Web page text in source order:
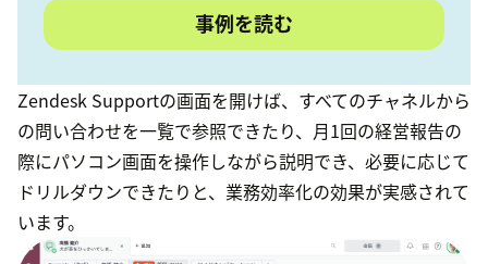
事例を読む
Zendesk Supportの画面を開けば、すべてのチャネルから
の問い合わせを一覧で参照できたり、月1回の経営報告の
際にパソコン画面を操作しながら説明でき、必要に応じて
ドリルダウンできたりと、業務効率化の効果が実感されて
います。